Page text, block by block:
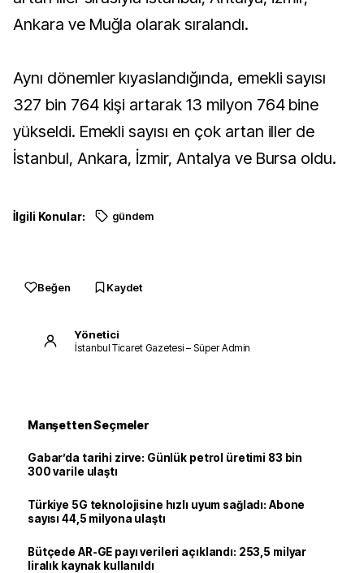
Ankara ve Muğla olarak sıralandı.
Aynı dönemler kıyaslandığında, emekli sayısı
327 bin 764 kişi artarak 13 milyon 764 bine
yükseldi. Emekli sayısı en çok artan iller de
İstanbul, Ankara, İzmir, Antalya ve Bursa oldu.
İlgili Konular: gündem
Beğen Kaydet
Yönetici
İstanbul Ticaret Gazetesi – Süper Admin
Manşetten Seçmeler
Gabar’da tarihi zirve: Günlük petrol üretimi 83 bin
300 varile ulaştı
Türkiye 5G teknolojisine hızlı uyum sağladı: Abone
sayısı 44,5 milyona ulaştı
Bütçede AR-GE payı verileri açıklandı: 253,5 milyar
liralık kaynak kullanıldı